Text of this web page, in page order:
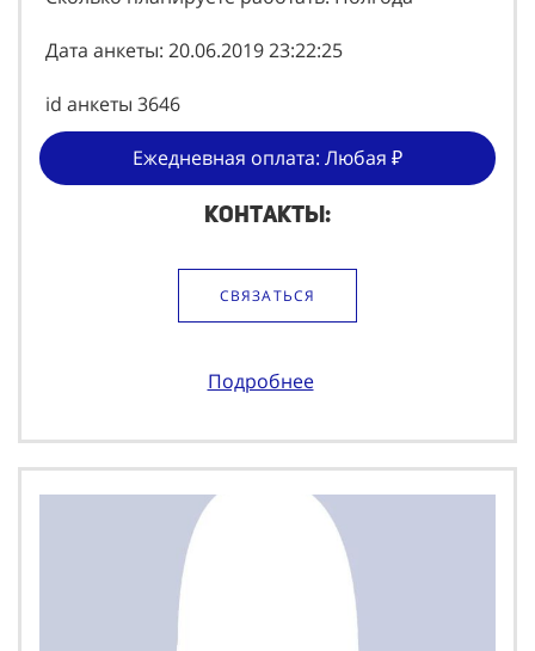
Дата анкеты: 20.06.2019 23:22:25
id анкеты 3646
Ежедневная оплата: Любая ₽
Контакты:
СВЯЗАТЬСЯ
Подробнее